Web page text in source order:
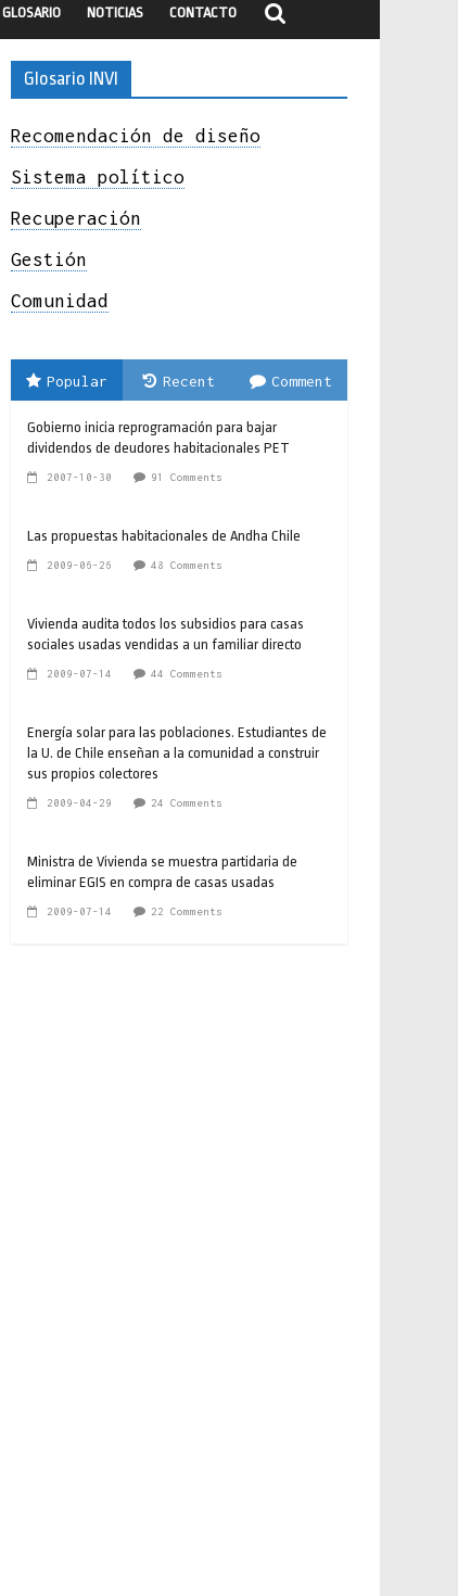
GLOSARIO NOTICIAS CONTACTO
Glosario INVI
Recomendación de diseño
Sistema político
Recuperación
Gestión
Comunidad
Popular Recent Comment
Gobierno inicia reprogramación para bajar
dividendos de deudores habitacionales PET
2007-10-30 91 Comments
Las propuestas habitacionales de Andha Chile
2009-06-26 48 Comments
Vivienda audita todos los subsidios para casas
sociales usadas vendidas a un familiar directo
2009-07-14 44 Comments
Energía solar para las poblaciones. Estudiantes de
la U. de Chile enseñan a la comunidad a construir
sus propios colectores
2009-04-29 24 Comments
Ministra de Vivienda se muestra partidaria de
eliminar EGIS en compra de casas usadas
2009-07-14 22 Comments